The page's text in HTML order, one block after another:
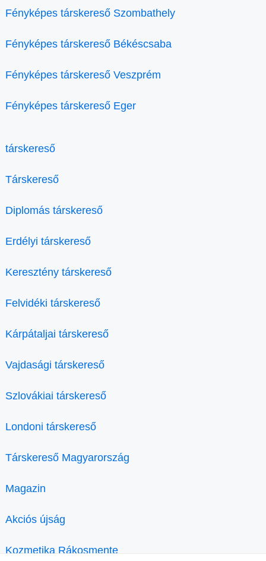
Fényképes társkereső Szombathely
Fényképes társkereső Békéscsaba
Fényképes társkereső Veszprém
Fényképes társkereső Eger
társkereső
Társkereső
Diplomás társkereső
Erdélyi társkereső
Keresztény társkereső
Felvidéki társkereső
Kárpátaljai társkereső
Vajdasági társkereső
Szlovákiai társkereső
Londoni társkereső
Társkereső Magyarország
Magazin
Akciós újság
Kozmetika Rákosmente